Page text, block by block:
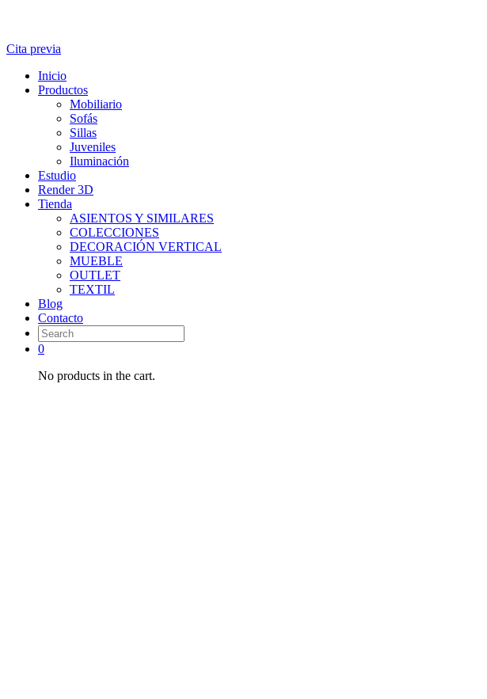
Cita previa
Inicio
Productos
Mobiliario
Sofás
Sillas
Juveniles
Iluminación
Estudio
Render 3D
Tienda
ASIENTOS Y SIMILARES
COLECCIONES
DECORACIÓN VERTICAL
MUEBLE
OUTLET
TEXTIL
Blog
Contacto
0
No products in the cart.